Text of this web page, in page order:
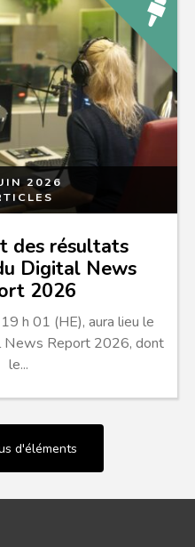
2026
des résultats
Digital News
2026
h 01 (HE), aura lieu le
News Report 2026, dont
le...
d'éléments